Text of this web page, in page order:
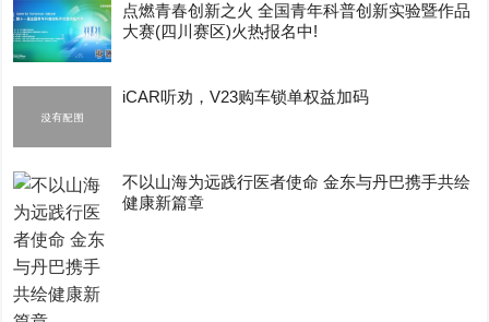
点燃青春创新之火 全国青年科普创新实验暨作品
大赛(四川赛区)火热报名中!
iCAR听劝，V23购车锁单权益加码
不以山海为远践行医者使命 金东与丹巴携手共绘
健康新篇章